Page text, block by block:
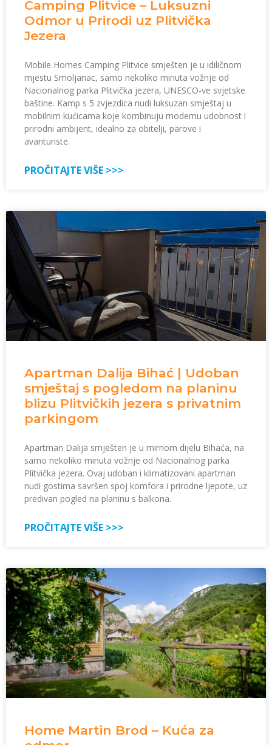
Camping Plitvice – Luksuzni
Odmor u Prirodi uz Plitvička
Jezera
Mobile Homes Camping Plitvice smješten je u idiličnom
mjestu Smoljanac, samo nekoliko minuta vožnje od
Nacionalnog parka Plitvička jezera, UNESCO-ve svjetske
baštine. Kamp s 5 zvjezdica nudi luksuzan smještaj u
mobilnim kućicama koje kombinuju modernu udobnost i
prirodni ambijent, idealno za obitelji, parove i
avanturiste.
PROČITAJTE VIŠE >>>
Apartman Dalija Bihać | Udoban
smještaj s pogledom na planinu
blizu Plitvičkih jezera s privatnim
parkingom
Apartman Dalija smješten je u mirnom dijelu Bihaća, na
samo nekoliko minuta vožnje od Nacionalnog parka
Plitvička jezera. Ovaj udoban i klimatizovani apartman
nudi gostima savršen spoj komfora i prirodne ljepote, uz
predivan pogled na planinu s balkona.
PROČITAJTE VIŠE >>>
Home Martin Brod – Kuća za